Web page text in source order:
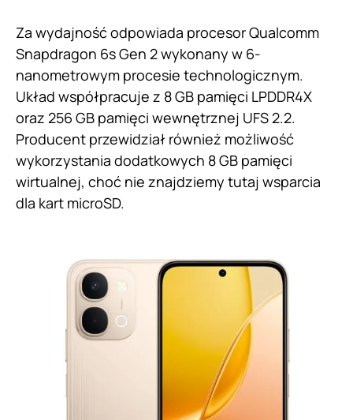
Za wydajność odpowiada procesor Qualcomm
Snapdragon 6s Gen 2 wykonany w 6-
nanometrowym procesie technologicznym.
Układ współpracuje z 8 GB pamięci LPDDR4X
oraz 256 GB pamięci wewnętrznej UFS 2.2.
Producent przewidział również możliwość
wykorzystania dodatkowych 8 GB pamięci
wirtualnej, choć nie znajdziemy tutaj wsparcia
dla kart microSD.